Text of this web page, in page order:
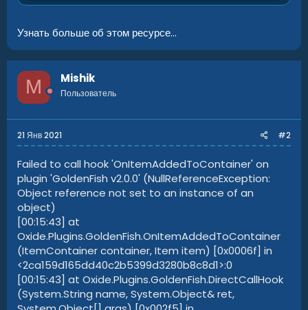
2.Рыбку можно продавать через магазин
Узнать больше об этом ресурсе...
M Mishik
Пользователь
21 Янв 2021 #2
Failed to call hook 'OnItemAddedToContainer' on
plugin 'GoldenFish v2.0.0' (NullReferenceException:
Object reference not set to an instance of an
object)
[00:15:43] at
Oxide.Plugins.GoldenFish.OnItemAddedToContainer
(ItemContainer container, Item item) [0x0006f] in
<2ca159d165dd40c2b5399d3280b8c8d1>:0
[00:15:43] at Oxide.Plugins.GoldenFish.DirectCallHook
(System.String name, System.Object& ret,